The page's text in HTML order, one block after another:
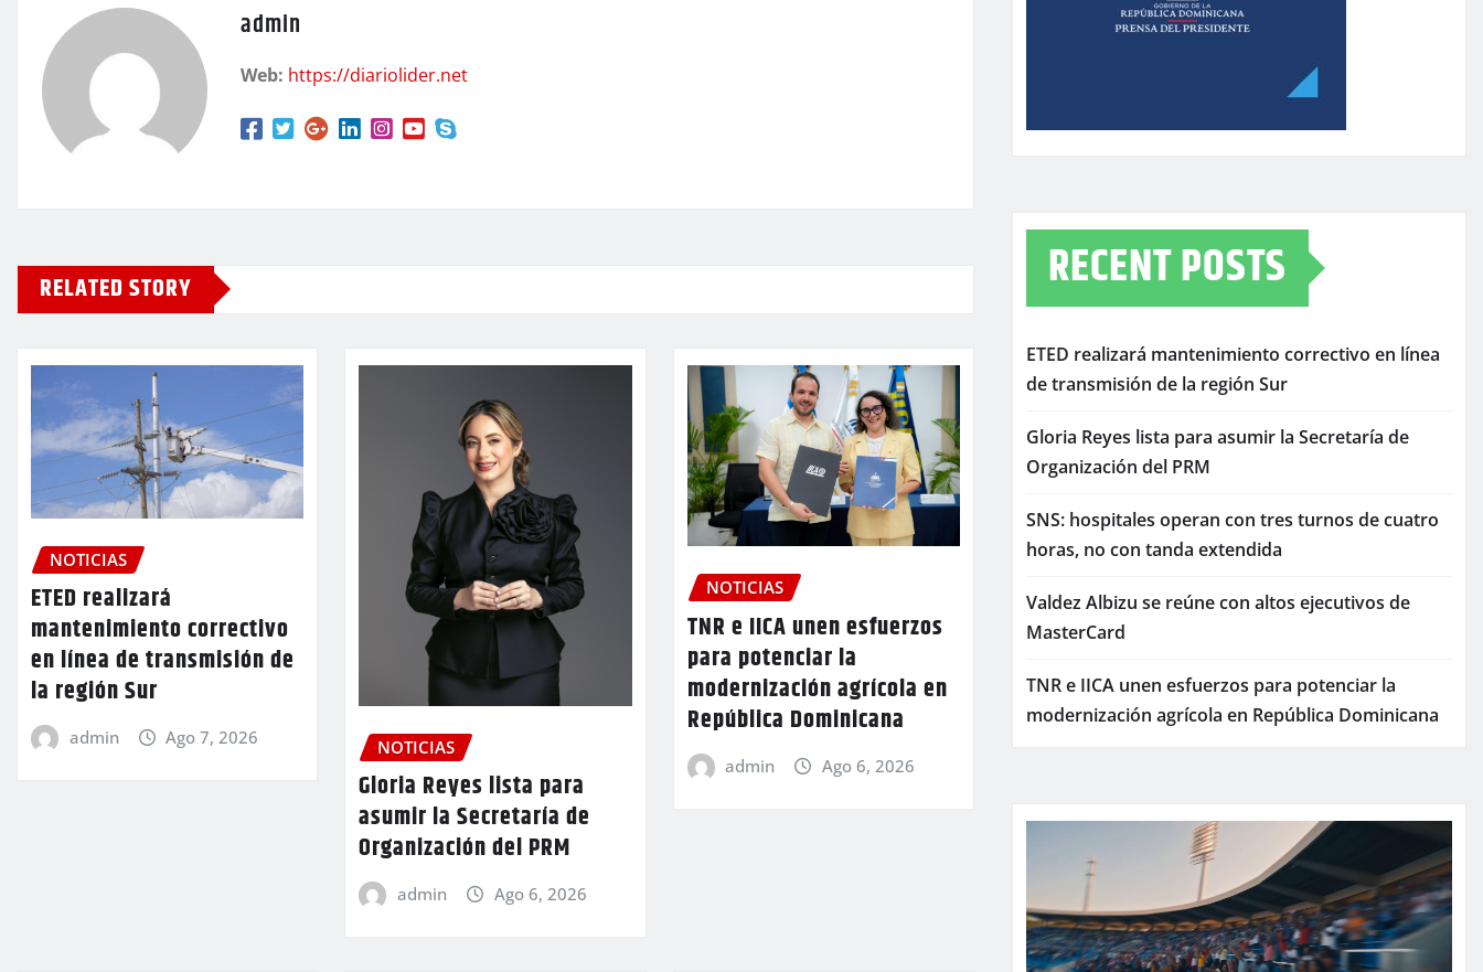
admin
Web: https://diariolider.net
RELATED STORY
NOTICIAS
ETED realizará
mantenimiento correctivo
en línea de transmisión de
la región Sur
admin Ago 7, 2026 NOTICIAS
Gloria Reyes lista para
asumir la Secretaría de
Organización del PRM
admin Ago 6, 2026
NOTICIAS
TNR e IICA unen esfuerzos
para potenciar la
modernización agrícola en
República Dominicana
admin Ago 6, 2026
RECENT POSTS
ETED realizará mantenimiento correctivo en línea
de transmisión de la región Sur
Gloria Reyes lista para asumir la Secretaría de
Organización del PRM
SNS: hospitales operan con tres turnos de cuatro
horas, no con tanda extendida
Valdez Albizu se reúne con altos ejecutivos de
MasterCard
TNR e IICA unen esfuerzos para potenciar la
modernización agrícola en República Dominicana